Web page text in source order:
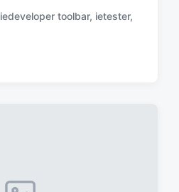
iedeveloper toolbar, ietester,